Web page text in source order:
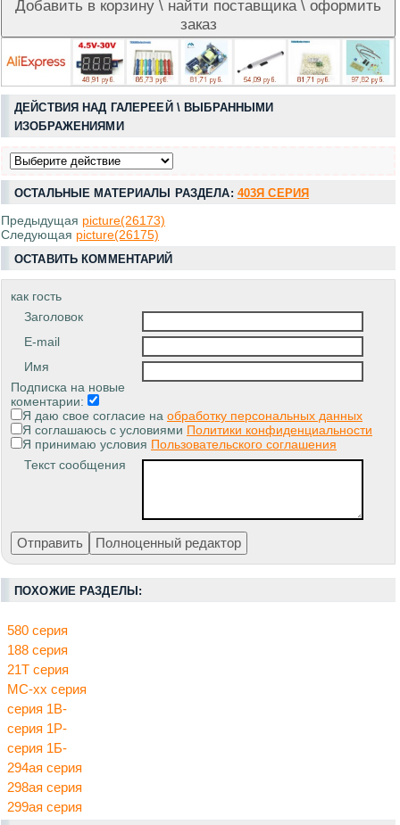
ДЕЙСТВИЯ НАД ГАЛЕРЕЕЙ \ ВЫБРАННЫМИ
ИЗОБРАЖЕНИЯМИ
ОСТАЛЬНЫЕ МАТЕРИАЛЫ РАЗДЕЛА: 403Я СЕРИЯ
Предыдущая picture(26173)
Следующая picture(26175)
ОСТАВИТЬ КОММЕНТАРИЙ
как гость
Заголовок
E-mail
Имя
Подписка на новые
коментарии:
Я даю свое согласие на обработку персональных данных
Я соглашаюсь с условиями Политики конфиденциальности
Я принимаю условия Пользовательского соглашения
Текст сообщения
ПОХОЖИЕ РАЗДЕЛЫ:
580 серия
188 серия
21Т серия
МС-хх серия
серия 1В-
серия 1Р-
серия 1Б-
294ая серия
298ая серия
299ая серия